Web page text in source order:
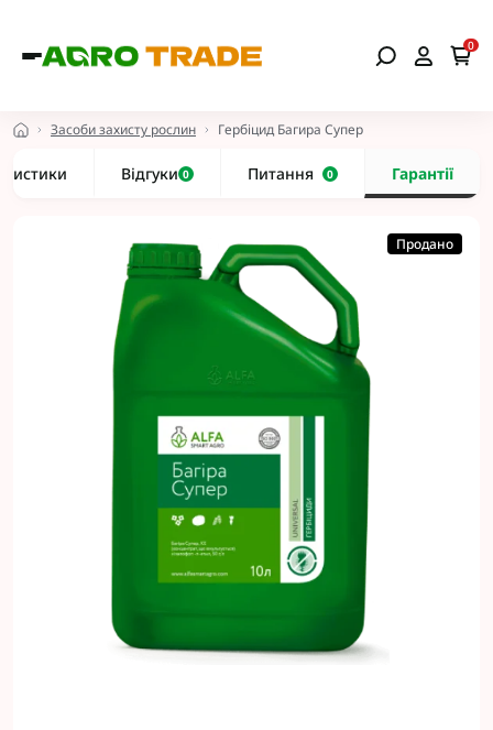
0
Засоби захисту рослин Гербіцид Багира Супер
Відгуки 0 Питання 0 Гарантії
Продано